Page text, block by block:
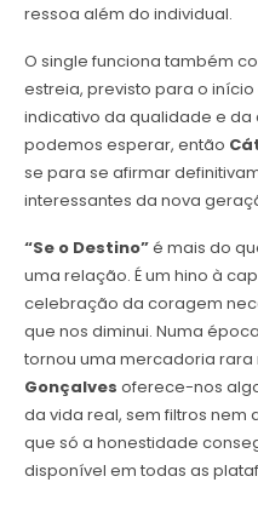
ressoa além do individual.
O single funciona também
estreia, previsto para o
indicativo da qualidade e
podemos esperar, então
se para se afirmar
interessantes da nova
“Se o Destino”é mais do
uma relação. É um hino à
celebração da coragem
que nos diminui. Numa
tornou uma mercadoria rara
Gonçalves oferece-nos
da vida real, sem filtros nem
que só a honestidade
disponível em todas as